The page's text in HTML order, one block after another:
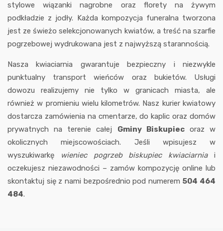
stylowe wiązanki nagrobne oraz florety na żywym
podkładzie z jodły. Każda kompozycja funeralna tworzona
jest ze świeżo selekcjonowanych kwiatów, a treść na szarfie
pogrzebowej wydrukowana jest z najwyższą starannością.
Nasza kwiaciarnia gwarantuje bezpieczny i niezwykle
punktualny transport wieńców oraz bukietów. Usługi
dowozu realizujemy nie tylko w granicach miasta, ale
również w promieniu wielu kilometrów. Nasz kurier kwiatowy
dostarcza zamówienia na cmentarze, do kaplic oraz domów
prywatnych na terenie całej Gminy Biskupiecoraz w
okolicznych miejscowościach. Jeśli wpisujesz w
wyszukiwarkę
wieniec pogrzeb biskupiec kwiaciarniai
oczekujesz niezawodności – zamów kompozycję online lub
skontaktuj się z nami bezpośrednio pod numerem 504 464
484.